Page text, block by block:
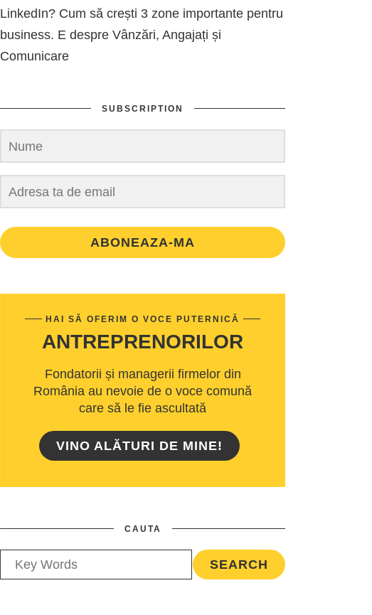
LinkedIn? Cum să crești 3 zone importante pentru
business. E despre Vânzări, Angajați și
Comunicare
SUBSCRIPTION
ABONEAZA-MA
HAI SĂ OFERIM O VOCE PUTERNICĂ
ANTREPRENORILOR
Fondatorii și managerii firmelor din
România au nevoie de o voce comună
care să le fie ascultată
VINO ALĂTURI DE MINE!
CAUTA